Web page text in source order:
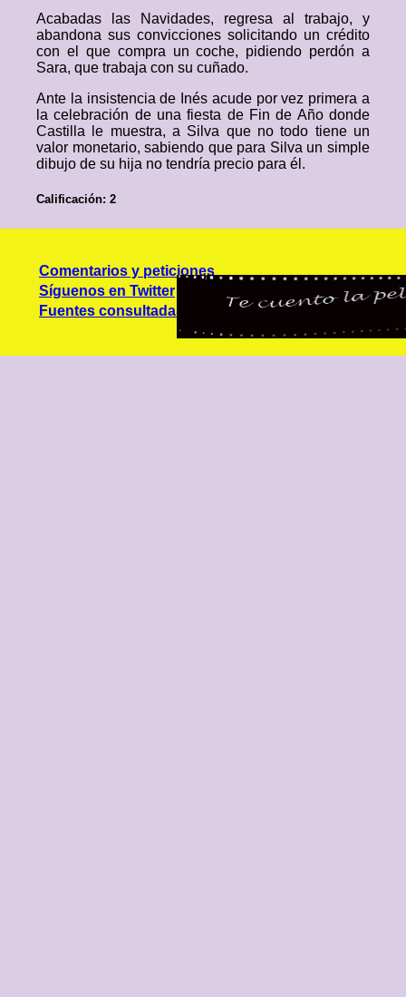
Acabadas las Navidades, regresa al trabajo, y
abandona sus convicciones solicitando un crédito
con el que compra un coche, pidiendo perdón a
Sara, que trabaja con su cuñado.
Ante la insistencia de Inés acude por vez primera a
la celebración de una fiesta de Fin de Año donde
Castilla le muestra, a Silva que no todo tiene un
valor monetario, sabiendo que para Silva un simple
dibujo de su hija no tendría precio para él.
Calificación: 2
Comentarios y peticiones
Síguenos en Twitter
Fuentes consultadas